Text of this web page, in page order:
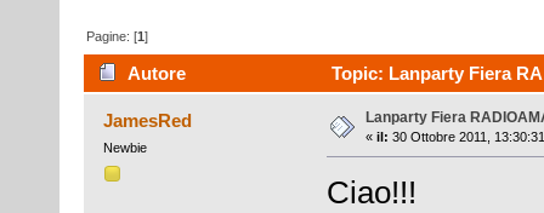
Pagine: [1]
Autore Topic: Lanparty Fiera
JamesRed
Newbie
Lanparty Fiera
« il: 30 Ottobre 2011,
Ciao!!!